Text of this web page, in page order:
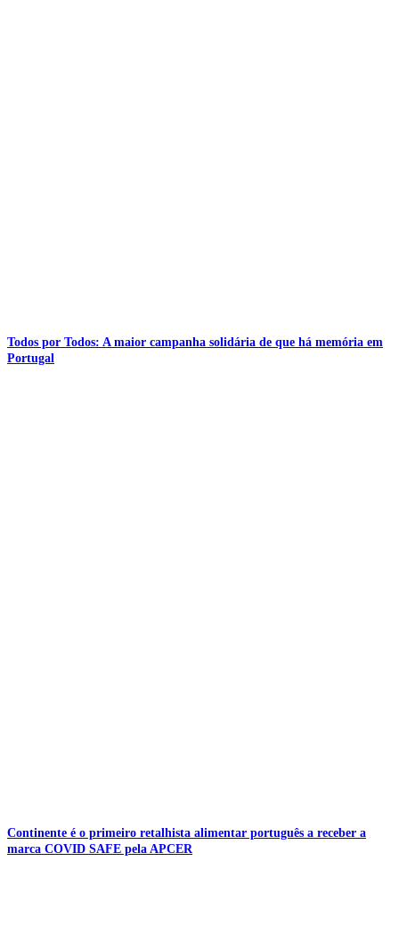
Todos por Todos: A maior campanha solidária de que há memória em
Portugal
Continente é o primeiro retalhista alimentar português a receber a
marca COVID SAFE pela APCER